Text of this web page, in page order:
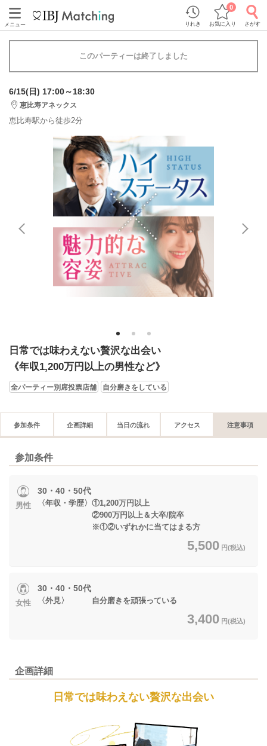
メニュー りれき お気に入り
0
さがす
このパーティーは終了しました
6/15(日) 17:00～18:30
恵比寿アネックス
恵比寿駅から徒歩2分
1 2 3
日常では味わえない贅沢な出会い
《年収1,200万円以上の男性など》
全パーティー別席投票店舗 自分磨きをしている
参加条件 企画詳細 当日の流れ アクセス 注意事項
参加条件
男性
30・40・50代
〈年収・学歴〉①1,200万円以上
②900万円以上＆大卒/院卒
※①②いずれかに当てはまる方
5,500 円(税込)
女性
30・40・50代
〈外見〉 自分磨きを頑張っている
3,400 円(税込)
企画詳細
日常では味わえない贅沢な出会い